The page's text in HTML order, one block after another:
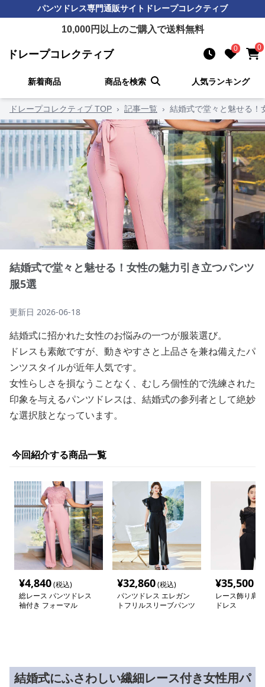
パンツドレス専門通販サイト ドレープコレクティブ
10,000円以上のご購入で送料無料
ドレープコレクティブ 0 0
新着商品 商品を検索 人気ランキング
ドレープコレクティブ TOP › 記事一覧 › 結婚式で堂々と魅せる！
結婚式で堂々と魅せる！女性の魅力引き立つパンツ
服5選
更新日 2026-06-18
結婚式に招かれた女性のお悩みの一つが服装選び。
ドレスも素敵ですが、動きやすさと上品さを兼ね備えたパ
ンツスタイルが近年人気です。
女性らしさを損なうことなく、むしろ個性的で洗練された
印象を与えるパンツドレスは、結婚式の参列者として絶妙
な選択肢となっています。
今回紹介する商品一覧
¥4,840(税込)
総レース パンツドレス
袖付き フォーマル
¥32,860(税込)
パンツドレス エレガン
トフリルスリーブパンツ
¥35,500
レース飾り肩
ドレス
結婚式にふさわしい繊細レース付き女性用パ